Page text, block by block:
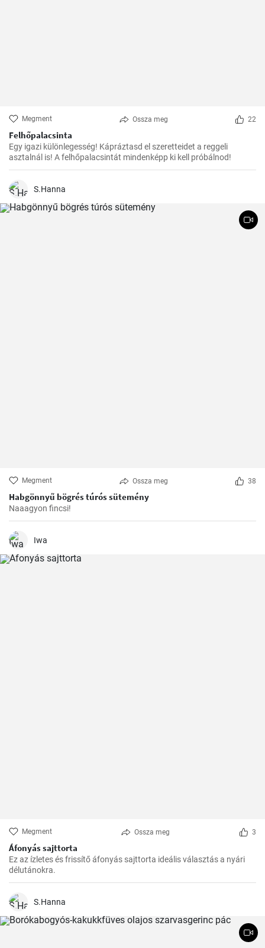
Megment Ossza meg 22
Felhőpalacsinta
Egy igazi különlegesség! Kápráztasd el szeretteidet a reggeli
asztalnál is! A felhőpalacsintát mindenképp ki kell próbálnod!
S.Hanna
Megment Ossza meg 38
Habgönnyű bögrés túrós sütemény
Naaagyon fincsi!
Iwa
Megment Ossza meg 3
Áfonyás sajttorta
Ez az ízletes és frissítő áfonyás sajttorta ideális választás a nyári
délutánokra.
S.Hanna